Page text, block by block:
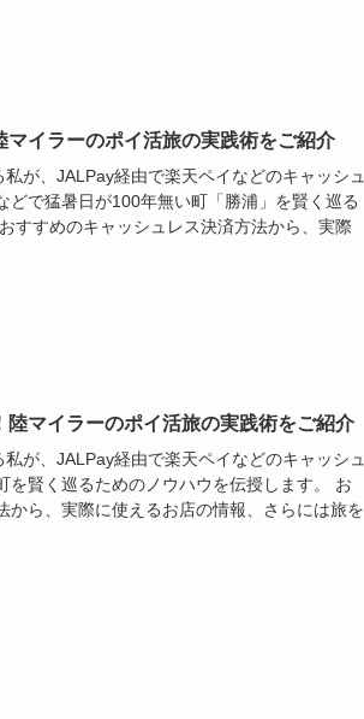
マイラーのポイ活旅の実践術をご紹介
が、JALPay経由で楽天ペイなどのキャッシュ
どで猛暑日が100年無い町「勝浦」を賢く巡る
すすめのキャッシュレス決済方法から、実際
陸マイラーのポイ活旅の実践術をご紹介
が、JALPay経由で楽天ペイなどのキャッシュ
を賢く巡るためのノウハウを伝授します。 お
から、実際に使えるお店の情報、さらには旅を